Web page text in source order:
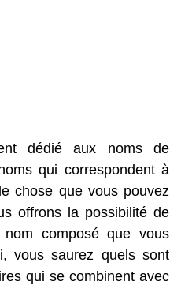
dédié aux noms de
qui correspondent à
chose que vous pouvez
offrons la possibilité de
composé que vous
vous saurez quels sont
qui se combinent avec